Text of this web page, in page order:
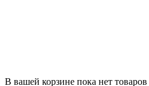
В вашей корзине пока нет